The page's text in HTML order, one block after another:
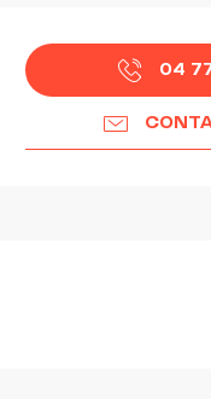
04